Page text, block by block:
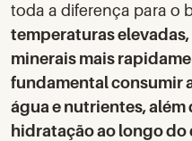
toda a diferença para o
temperaturas
minerais mais
fundamental consumir
água e nutrientes, além
hidratação ao longo do